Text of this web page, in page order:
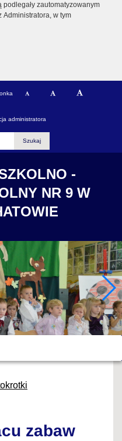
zautomatyzowanym
w tym
administratora
-
NR 9 W
zabaw